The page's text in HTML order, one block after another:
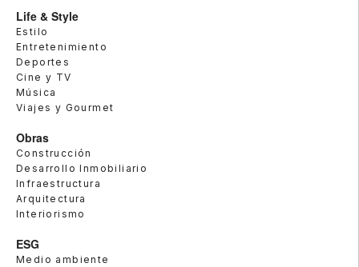
Life & Style
Estilo
Entretenimiento
Deportes
Cine y TV
Música
Viajes y Gourmet
Obras
Construcción
Desarrollo Inmobiliario
Infraestructura
Arquitectura
Interiorismo
ESG
Medio ambiente